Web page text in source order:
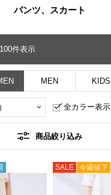
パンツ、スカート
件表示
MEN KIDS
全カラー表示
商品絞り込み
SALE 今週値下